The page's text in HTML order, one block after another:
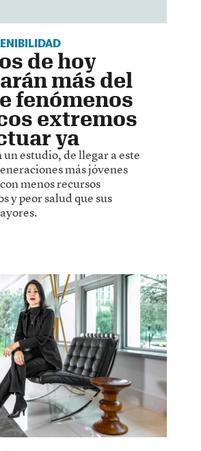
de hoy
más del
fenómenos
extremos
ya
estudio, de llegar a este
más jóvenes
menos recursos
y peor salud que sus